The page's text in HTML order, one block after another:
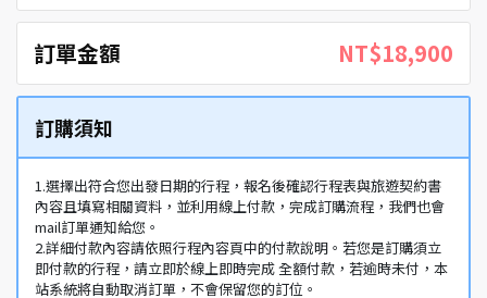
訂單金額 NT$18,900
訂購須知
1.選擇出符合您出發日期的行程，報名後確認行程表與旅遊契約書
內容且填寫相關資料，並利用線上付款，完成訂購流程，我們也會
mail訂單通知給您。
2.詳細付款內容請依照行程內容頁中的付款說明。若您是訂購須立
即付款的行程，請立即於線上即時完成 全額付款，若逾時未付，本
站系統將自動取消訂單，不會保留您的訂位。